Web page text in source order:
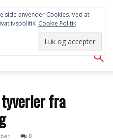
fra
0
side anvender Cookies. Ved at
Cookie Politik